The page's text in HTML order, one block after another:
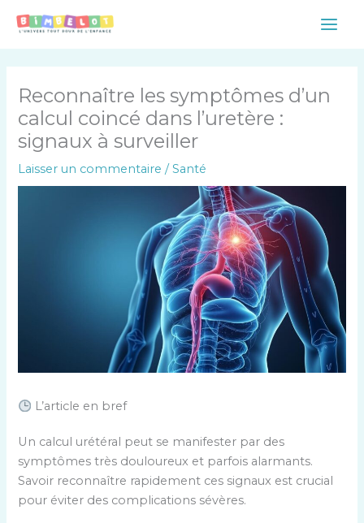
Main
Reconnaître les symptômes d’un
calcul coincé dans l’uretère :
signaux à surveiller
Laisser un commentaire /Santé
L’article en bref
Un calcul urétéral peut se manifester par des
symptômes très douloureux et parfois alarmants.
Savoir reconnaître rapidement ces signaux est crucial
pour éviter des complications sévères.